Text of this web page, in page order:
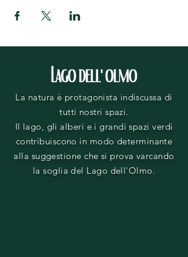
La natura è protagonista indiscussa di
tutti nostri spazi.
Il lago, gli alberi e i grandi spazi verdi
contribuiscono in modo determinante
alla suggestione che si prova varcando
la soglia del Lago dell'Olmo.